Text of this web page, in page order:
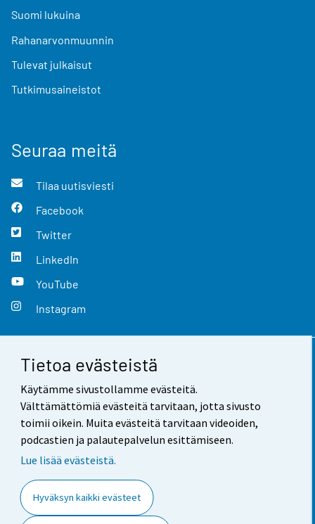
Tietoa evästeistä
Käytämme sivustollamme evästeitä.
Välttämättömiä evästeitä tarvitaan, jotta sivusto
toimii oikein. Muita evästeitä tarvitaan videoiden,
podcastien ja palautepalvelun esittämiseen.
Lue lisää evästeistä.
Hyväksyn kaikki evästeet
Suomi lukuina
Rahanarvonmuunnin
Tulevat julkaisut
Tutkimusaineistot
Seuraa meitä
Tilaa uutisviesti
Facebook
Twitter
LinkedIn
YouTube
Instagram
Yhteystiedot
Palaute
Käyttöehdot
Saavutettavuus
Tietoa sivustosta